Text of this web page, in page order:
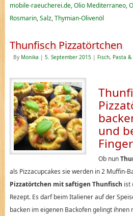
mobile-raeucherei.de,Olio Mediterraneo,
Rosmarin,Salz,Thymian-Olivenöl
Thunfisch Pizzatörtchen
By Monika | 5. September 2015 | Fisch, Pasta &
und
Ob nun
als Pizzacupcakes sie werden in 2 Muffin-
Pizzatörtchen mit saftigen Thunfisch ist
Rezept. Es darf beim Italiener auf der
backen im eigenen Backofen gelingt ihnen